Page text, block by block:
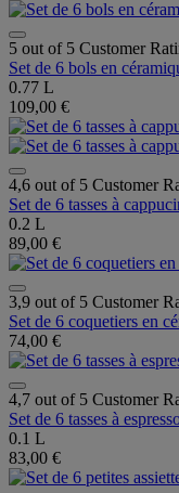
5 out of 5 Customer
Set de 6 bols en
0.77 L
109,00 €
4,6 out of 5 Customer
Set de 6 tasses à
0.2 L
89,00 €
3,9 out of 5 Customer
Set de 6 coquetiers en
74,00 €
4,7 out of 5 Customer
Set de 6 tasses à
0.1 L
83,00 €